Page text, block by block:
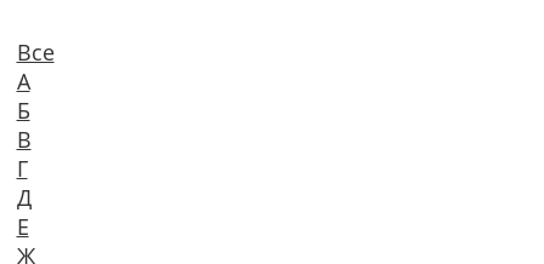
Все
А
Б
В
Г
Д
Е
Ж